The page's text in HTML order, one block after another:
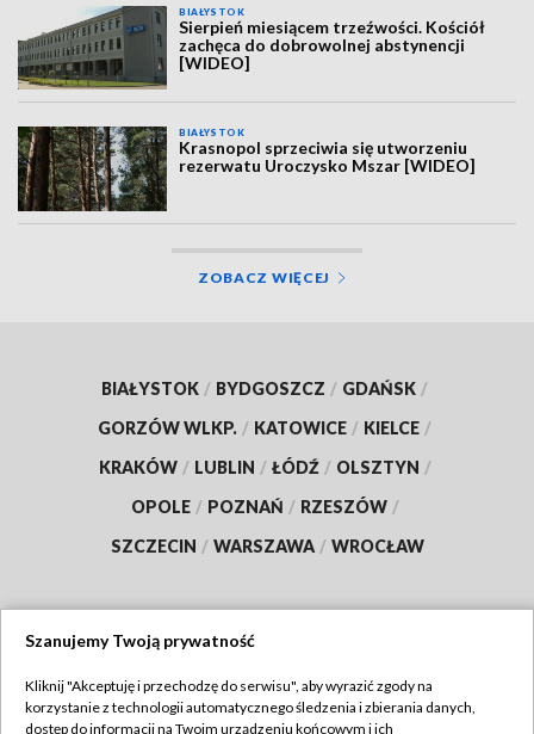
BIAŁYSTOK
Sierpień miesiącem trzeźwości. Kościół
zachęca do dobrowolnej abstynencji
[WIDEO]
BIAŁYSTOK
Krasnopol sprzeciwia się utworzeniu
rezerwatu Uroczysko Mszar [WIDEO]
ZOBACZ WIĘCEJ
BIAŁYSTOK / BYDGOSZCZ / GDAŃSK /
GORZÓW WLKP. / KATOWICE / KIELCE /
KRAKÓW / LUBLIN / ŁÓDŹ / OLSZTYN /
OPOLE / POZNAŃ / RZESZÓW /
SZCZECIN / WARSZAWA / WROCŁAW
TVP
Szanujemy Twoją prywatność
Kliknij "Akceptuję i przechodzę do serwisu", aby wyrazić zgody na
korzystanie z technologii automatycznego śledzenia i zbierania danych,
dostęp do informacji na Twoim urządzeniu końcowym i ich